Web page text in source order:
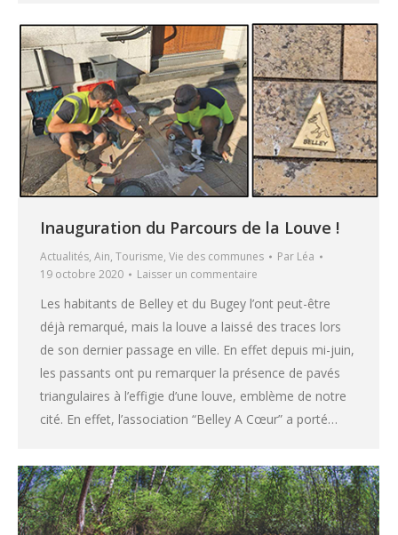
Inauguration du Parcours de la Louve !
Actualités, Ain, Tourisme, Vie des communes Par Léa
19 octobre 2020
Laisser un commentaire
Les habitants de Belley et du Bugey l’ont peut-être
déjà remarqué, mais la louve a laissé des traces lors
de son dernier passage en ville. En effet depuis mi-juin,
les passants ont pu remarquer la présence de pavés
triangulaires à l’effigie d’une louve, emblème de notre
cité. En effet, l’association “Belley A Cœur” a porté…